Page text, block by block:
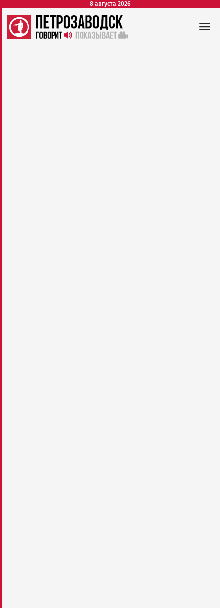
8 августа 2026